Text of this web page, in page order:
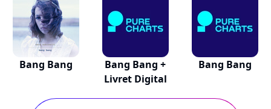
Bang Bang
Bang Bang +
Livret Digital
Bang Bang